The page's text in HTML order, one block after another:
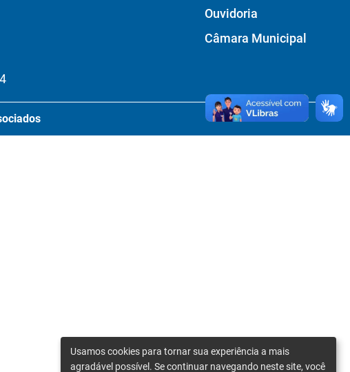
Ouvidoria
Câmara Municipal
Usamos cookies para tornar sua experiência a mais
agradável possível. Se continuar navegando neste site, você